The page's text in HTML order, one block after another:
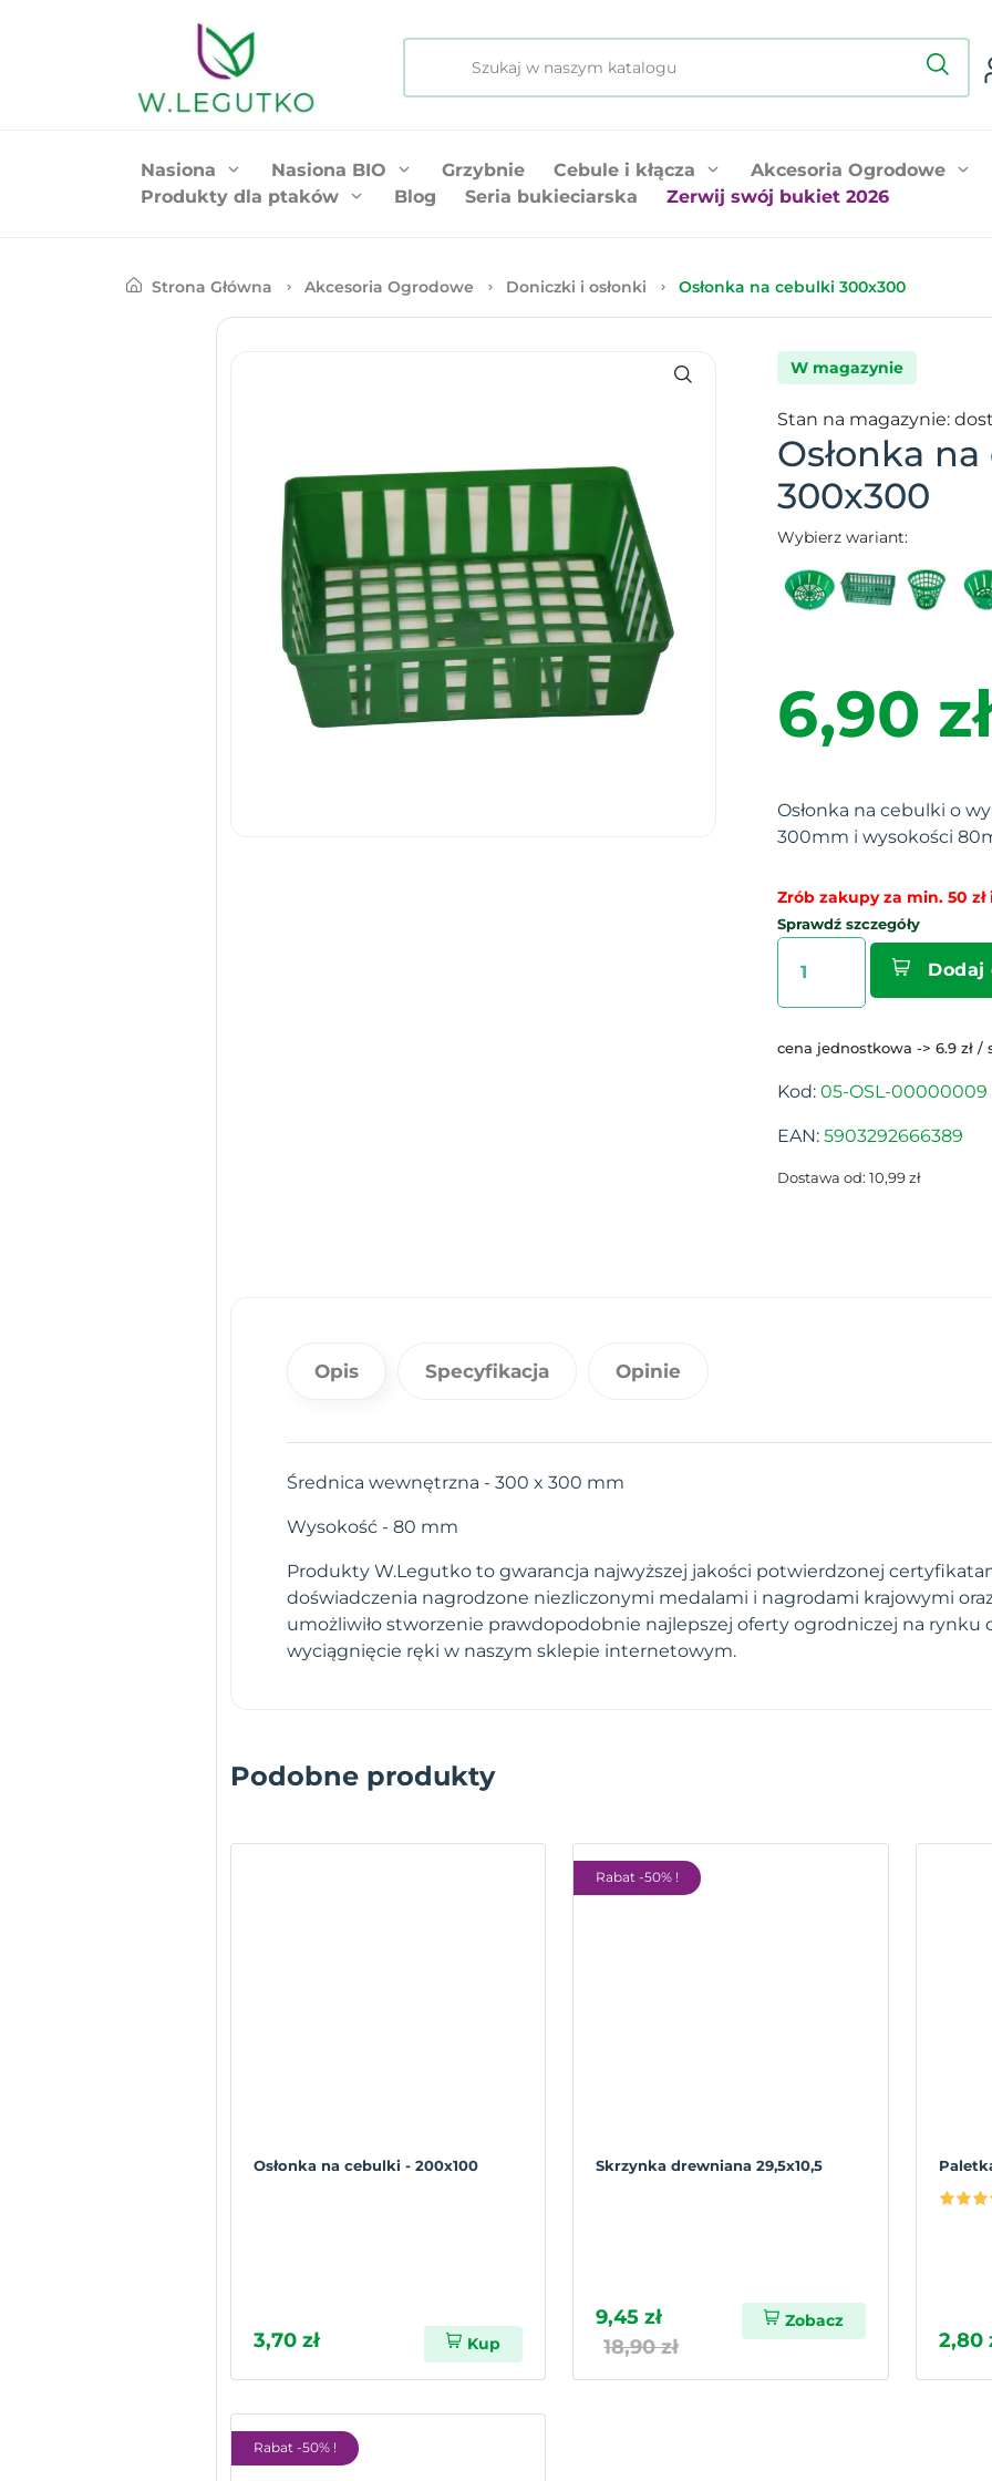
Nasiona Nasiona BIO Grzybnie Cebule i kłącza Akcesoria Ogrodowe
Produkty dla ptaków
Blog Seria bukieciarska Zerwij swój bukiet 2026
Strona Główna Akcesoria Ogrodowe Doniczki i osłonki Osłonka na cebulki 300x300
W magazynie
Stan na magazynie:
Osłonka
300x300
Wybierz wariant:
6,90 zł
Osłonka na cebulki o
300mm i wysokości
Zrób zakupy za min. 50
Sprawdź szczegóły
Dodaj
cena jednostkowa -> 6.9 zł /
Kod: 05-OSL-00000009
EAN: 5903292666389
Dostawa od: 10,99 zł
Opis Specyfikacja Opinie
Średnica wewnętrzna - 300 x 300 mm
Wysokość - 80 mm
Produkty W.Legutko to gwarancja najwyższej jakości potwierdzonej
doświadczenia nagrodzone niezliczonymi medalami i nagrodami krajowymi
umożliwiło stworzenie prawdopodobnie najlepszej oferty ogrodniczej na rynku
wyciągnięcie ręki w naszym sklepie internetowym.
Podobne produkty
Osłonka na cebulki - 200x100
3,70 zł Kup
Rabat -50% !
Skrzynka drewniana 29,5x10,5
9,45 zł
18,90 zł
Zobacz
2,80
Rabat -50% !